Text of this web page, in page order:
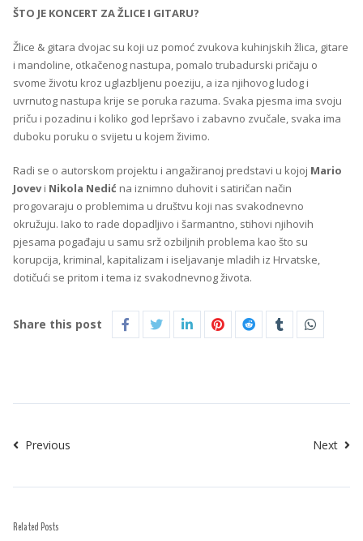
ŠTO JE KONCERT ZA ŽLICE I GITARU?
Žlice & gitara dvojac su koji uz pomoć zvukova kuhinjskih žlica, gitare
i mandoline, otkačenog nastupa, pomalo trubadurski pričaju o
svome životu kroz uglazbljenu poeziju, a iza njihovog ludog i
uvrnutog nastupa krije se poruka razuma. Svaka pjesma ima svoju
priču i pozadinu i koliko god lepršavo i zabavno zvučale, svaka ima
duboku poruku o svijetu u kojem živimo.
Radi se o autorskom projektu i angažiranoj predstavi u kojoj Mario
Jovevi Nikola Nedić na iznimno duhovit i satiričan način
progovaraju o problemima u društvu koji nas svakodnevno
okružuju. Iako to rade dopadljivo i šarmantno, stihovi njihovih
pjesama pogađaju u samu srž ozbiljnih problema kao što su
korupcija, kriminal, kapitalizam i iseljavanje mladih iz Hrvatske,
dotičući se pritom i tema iz svakodnevnog života.
Share this post
Previous Next
Related Posts